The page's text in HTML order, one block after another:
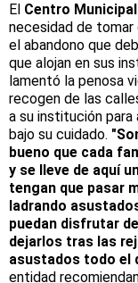
El Centro
necesidad de
el abandono que
que alojan en sus
lamentó la penosa
recogen de las
a su institución
bajo su cuidado.
bueno que cada
y se lleve de aquí
tengan que pasar
ladrando
puedan disfrutar
dejarlos tras las
asustados todo el
entidad